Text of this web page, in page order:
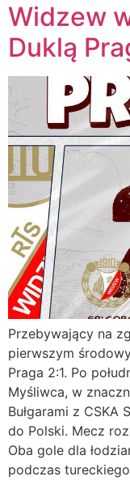
Widzew
Duklą
Przebywający na
pierwszym
Praga 2:1. Po
Myśliwca, w
Bułgarami z
do Polski. Mecz
Oba gole dla
podczas